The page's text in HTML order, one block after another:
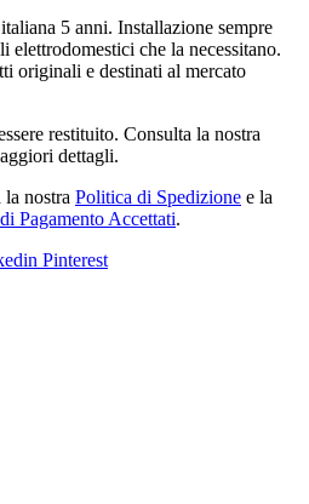
5 anni. Installazione sempre
elettrodomestici che la necessitano.
originali e destinati al mercato
restituito. Consulta la nostra
dettagli.
nostra Politica di Spedizione e la
Pagamento Accettati.
Pinterest